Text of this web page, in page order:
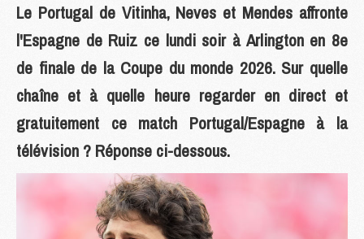
Le Portugal de Vitinha, Neves et Mendes affronte
l'Espagne de Ruiz ce lundi soir à Arlington en 8e
de finale de la Coupe du monde 2026. Sur quelle
chaîne et à quelle heure regarder en direct et
gratuitement ce match Portugal/Espagne à la
télévision ? Réponse ci-dessous.